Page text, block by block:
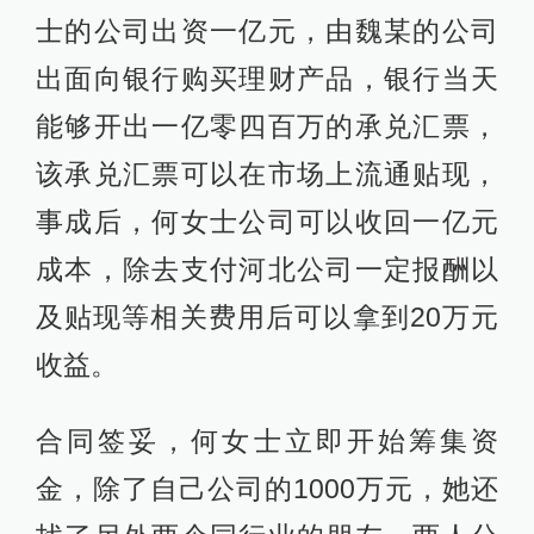
士的公司出资一亿元，由魏某的公司
出面向银行购买理财产品，银行当天
能够开出一亿零四百万的承兑汇票，
该承兑汇票可以在市场上流通贴现，
事成后，何女士公司可以收回一亿元
成本，除去支付河北公司一定报酬以
及贴现等相关费用后可以拿到20万元
收益。
合同签妥，何女士立即开始筹集资
金，除了自己公司的1000万元，她还